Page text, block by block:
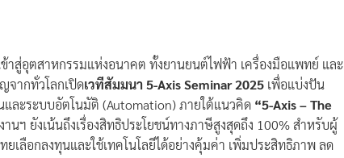
าสู่อุตสาหกรรมแห่งอนาคต ทั้งยานยนต์ไฟฟ้า เครื่องมือแพทย์ และ
จากทั่วโลกเปิดเวทีสัมมนา 5-Axis Seminar 2025 เพื่อแบ่งปัน
ละระบบอัตโนมัติ (Automation) ภายใต้แนวคิด “5-Axis – The
านฯ ยังเน้นถึงเรื่องสิทธิประโยชน์ทางภาษีสูงสุดถึง 100% สำหรับผู้
เลือกลงทุนและใช้เทคโนโลยีได้อย่างคุ้มค่า เพิ่มประสิทธิภาพ ลด